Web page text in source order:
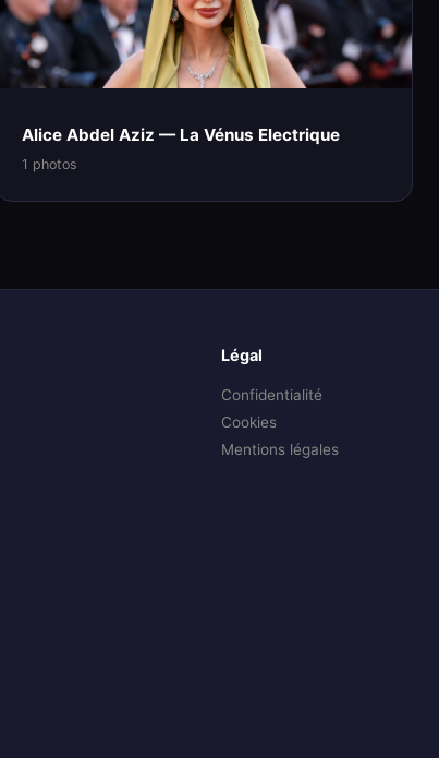
Alice Abdel Aziz — La Vénus Electrique
1 photos
Légal
Confidentialité
Cookies
Mentions légales